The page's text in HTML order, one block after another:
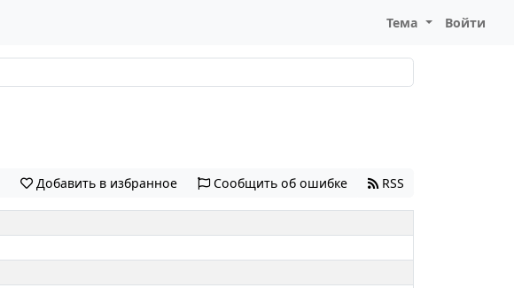
Тема Войти
Добавить в избранное Сообщить об ошибке RSS